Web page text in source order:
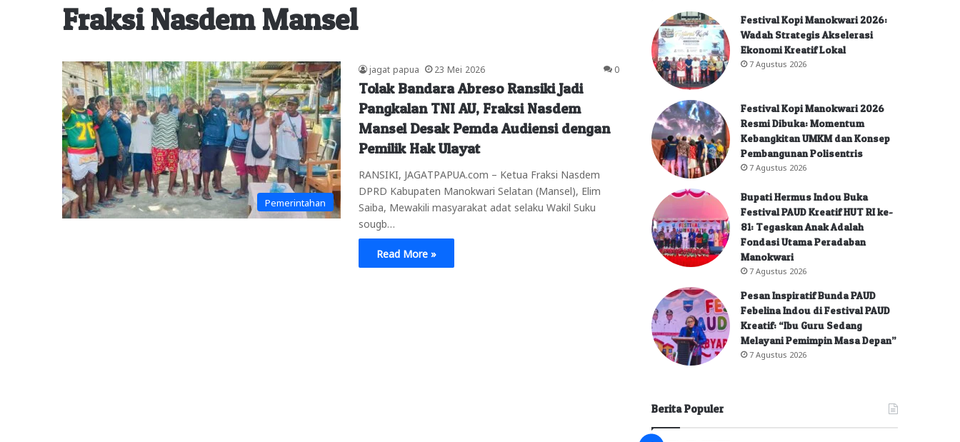
Fraksi Nasdem Mansel
Pemerintahan
jagat papua 23 Mei 2026 0
Tolak Bandara Abreso Ransiki Jadi
Pangkalan TNI AU, Fraksi Nasdem
Mansel Desak Pemda Audiensi dengan
Pemilik Hak Ulayat
RANSIKI, JAGATPAPUA.com – Ketua Fraksi Nasdem
DPRD Kabupaten Manokwari Selatan (Mansel), Elim
Saiba, Mewakili masyarakat adat selaku Wakil Suku
sougb…
Read More »
Festival Kopi Manokwari 2026:
Wadah Strategis Akselerasi
Ekonomi Kreatif Lokal
7 Agustus 2026
Festival Kopi Manokwari 2026
Resmi Dibuka: Momentum
Kebangkitan UMKM dan Konsep
Pembangunan Polisentris
7 Agustus 2026
Bupati Hermus Indou Buka
Festival PAUD Kreatif HUT RI ke-
81: Tegaskan Anak Adalah
Fondasi Utama Peradaban
Manokwari
7 Agustus 2026
Pesan Inspiratif Bunda PAUD
Febelina Indou di Festival PAUD
Kreatif: “Ibu Guru Sedang
Melayani Pemimpin Masa Depan”
7 Agustus 2026
Berita Populer